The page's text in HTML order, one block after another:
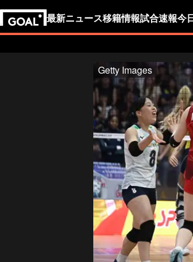
最新ニュース移籍情報試合速報今
Getty Images